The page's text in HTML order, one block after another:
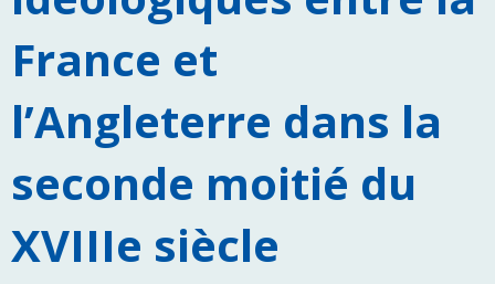
France et
l’Angleterre dans la
seconde moitié du
XVIIIe siècle